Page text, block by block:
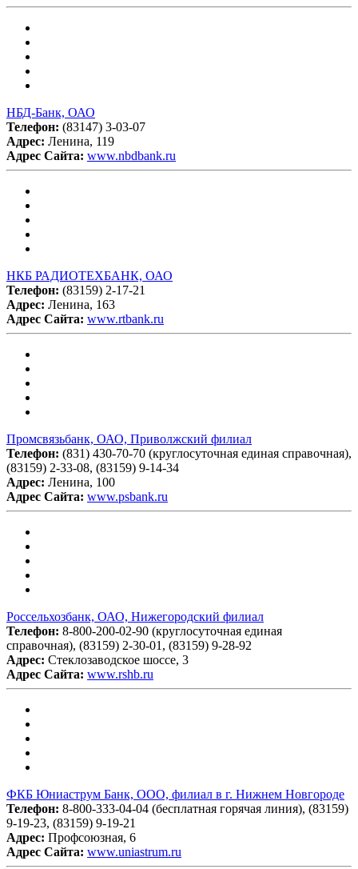
НБД-Банк, ОАО
Телефон: (83147) 3-03-07
Адрес: Ленина, 119
Адрес Сайта: www.nbdbank.ru
НКБ РАДИОТЕХБАНК, ОАО
Телефон: (83159) 2-17-21
Адрес: Ленина, 163
Адрес Сайта: www.rtbank.ru
Промсвязьбанк, ОАО, Приволжский филиал
Телефон: (831) 430-70-70 (круглосуточная единая справочная),
(83159) 2-33-08, (83159) 9-14-34
Адрес: Ленина, 100
Адрес Сайта: www.psbank.ru
Россельхозбанк, ОАО, Нижегородский филиал
Телефон: 8-800-200-02-90 (круглосуточная единая
справочная), (83159) 2-30-01, (83159) 9-28-92
Адрес: Стеклозаводское шоссе, 3
Адрес Сайта: www.rshb.ru
ФКБ Юниаструм Банк, ООО, филиал в г. Нижнем Новгороде
Телефон: 8-800-333-04-04 (бесплатная горячая линия), (83159)
9-19-23, (83159) 9-19-21
Адрес: Профсоюзная, 6
Адрес Сайта: www.uniastrum.ru